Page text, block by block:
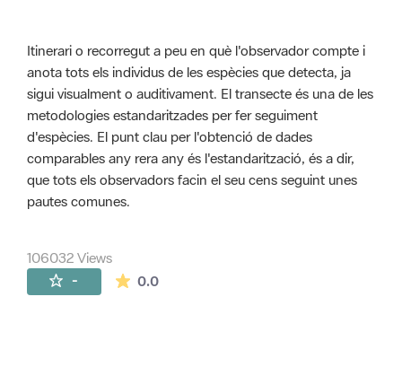
Itinerari o recorregut a peu en què l'observador compte i
anota tots els individus de les espècies que detecta, ja
sigui visualment o auditivament. El transecte és una de les
metodologies estandaritzades per fer seguiment
d'espècies. El punt clau per l'obtenció de dades
comparables any rera any és l'estandarització, és a dir,
que tots els observadors facin el seu cens seguint unes
pautes comunes.
106032 Views
- 0.0The average rating is 0 stars out of 5.